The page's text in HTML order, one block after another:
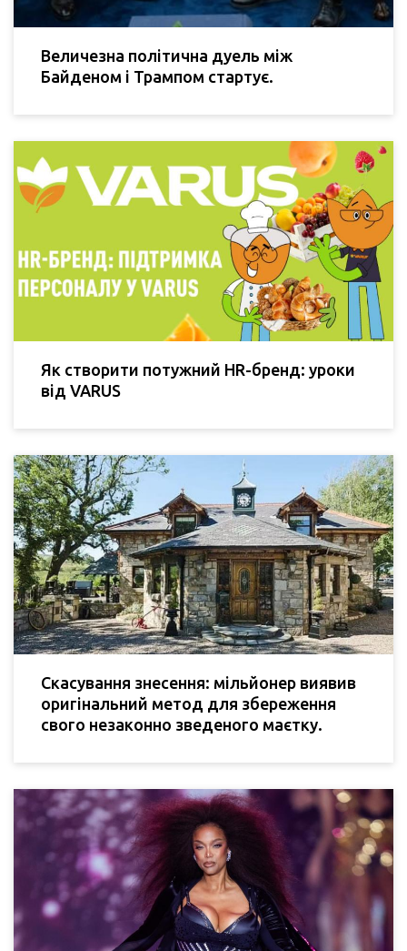
Величезна політична дуель між
Байденом і Трампом стартує.
Як створити потужний HR-бренд: уроки
від VARUS
Скасування знесення: мільйонер виявив
оригінальний метод для збереження
свого незаконно зведеного маєтку.